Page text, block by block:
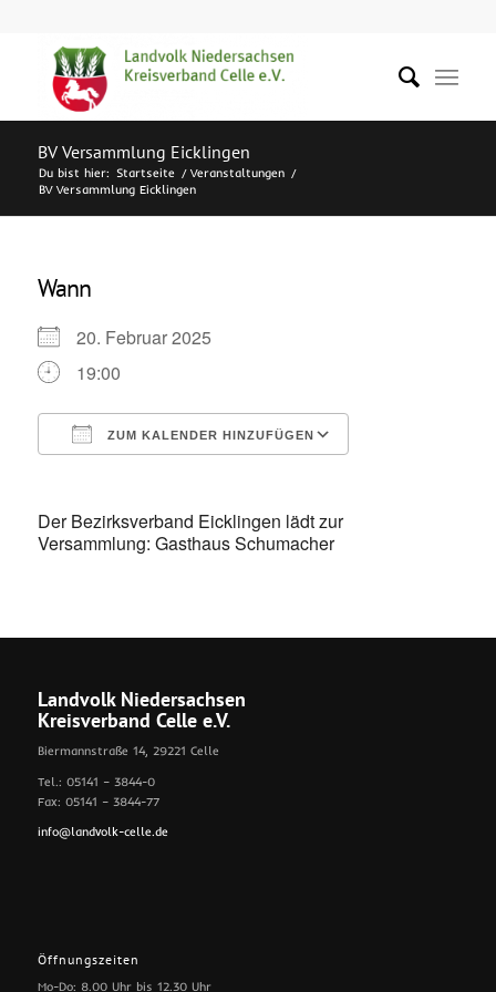
BV Versammlung Eicklingen
Du bist hier: Startseite / Veranstaltungen /
BV Versammlung Eicklingen
Wann
20. Februar 2025
19:00
ZUM KALENDER HINZUFÜGEN
Der Bezirksverband Eicklingen lädt zur
Versammlung: Gasthaus Schumacher
Landvolk Niedersachsen
Kreisverband Celle e.V.
Biermannstraße 14, 29221 Celle
Tel.: 05141 – 3844-0
Fax: 05141 – 3844-77
info@landvolk-celle.de
Öffnungszeiten
Mo-Do: 8.00 Uhr bis 12.30 Uhr